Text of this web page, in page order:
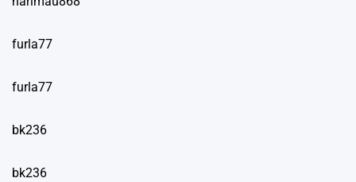
furla77
furla77
bk236
bk236